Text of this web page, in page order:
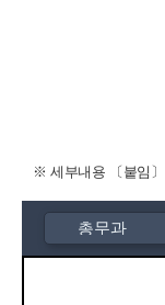
※ 세부내용 〔 붙임 〕